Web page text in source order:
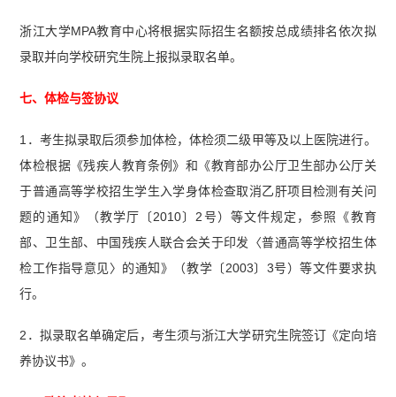
浙江大学MPA教育中心将根据实际招生名额按总成绩排名依次拟
录取并向学校研究生院上报拟录取名单。
七、体检与签协议
1．考生拟录取后须参加体检，体检须二级甲等及以上医院进行。
体检根据《残疾人教育条例》和《教育部办公厅卫生部办公厅关
于普通高等学校招生学生入学身体检查取消乙肝项目检测有关问
题的通知》（教学厅〔2010〕2号）等文件规定，参照《教育
部、卫生部、中国残疾人联合会关于印发〈普通高等学校招生体
检工作指导意见〉的通知》（教学〔2003〕3号）等文件要求执
行。
2．拟录取名单确定后，考生须与浙江大学研究生院签订《定向培
养协议书》。